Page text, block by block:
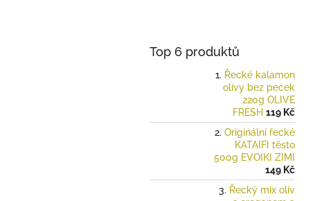
Top 6 produktů
Řecké kalamon
olivy bez pecek
220g OLIVE
FRESH 119 Kč
Originální řecké
KATAIFI těsto
500g EVOIKI ZIMI
149 Kč
Řecký mix oliv